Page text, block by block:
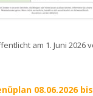
am 1. Juni 2026
08.06.2026